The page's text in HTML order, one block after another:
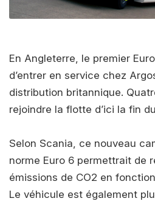
En Angleterre, le premier
d’entrer en service chez
distribution britannique.
rejoindre la flotte d’ici la fin
Selon Scania, ce nouveau
norme Euro 6 permettrait de
émissions de CO2 en
Le véhicule est également